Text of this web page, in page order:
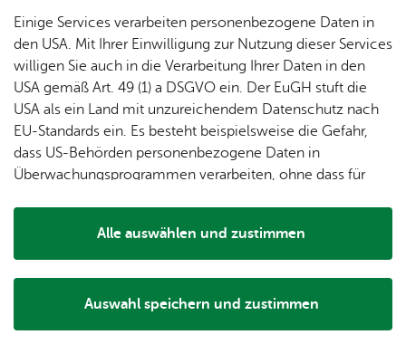
chen­
markt
Mit­tei­
lungs­
blatt
Ge­
schic
h­te
Lo­ka­le
Agen­
da
Ein­
rich­
tun­
gen
Für Gast­ge­ber
Da­ten­schutz
Im­pres­sum
Bar­rie­re­frei­heit
Pres­se
The­men
Bür­ger­ser­vice
Wel­len­frei­bad
Einige Services verarbeiten personenbezogene Daten in
den USA. Mit Ihrer Einwilligung zur Nutzung dieser Services
willigen Sie auch in die Verarbeitung Ihrer Daten in den
USA gemäß Art. 49 (1) a DSGVO ein. Der EuGH stuft die
USA als ein Land mit unzureichendem Datenschutz nach
EU-Standards ein. Es besteht beispielsweise die Gefahr,
dass US-Behörden personenbezogene Daten in
Überwachungsprogrammen verarbeiten, ohne dass für
Auswahl speichern und zustimmen
Alle auswählen und zustimmen